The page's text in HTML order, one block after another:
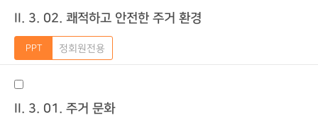
II. 3. 02. 쾌적하고 안전한 주거 환경
정회원전용
II. 3. 01. 주거 문화